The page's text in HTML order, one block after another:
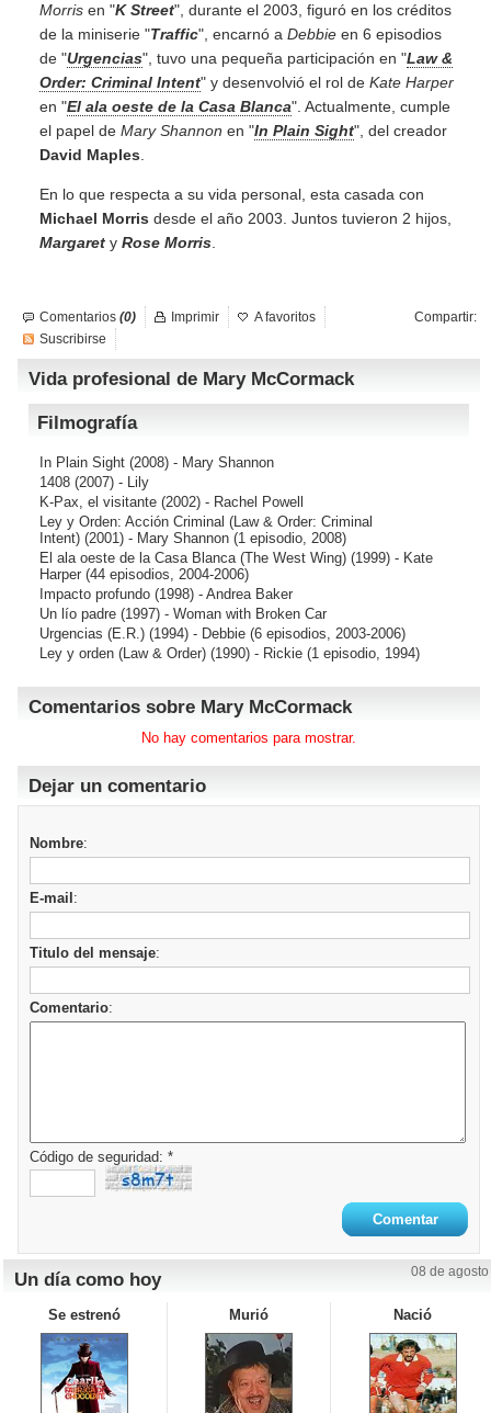
Morris en "K Street", durante el 2003, figuró en los créditos
de la miniserie "Traffic", encarnó a Debbie en 6 episodios
de "Urgencias", tuvo una pequeña participación en "Law &
Order: Criminal Intent" y desenvolvió el rol de Kate Harper
en "El ala oeste de la Casa Blanca". Actualmente, cumple
el papel de Mary Shannon en "In Plain Sight", del creador
David Maples
En lo que respecta a su vida personal, esta casada con
Michael Morris desde el año 2003. Juntos tuvieron 2 hijos,
Margaret y Rose Morris
Comentarios (0) Compartir:
Imprimir
A favoritos
Suscribirse
Vida profesional de Mary McCormack
Filmografía
In Plain Sight (2008) - Mary Shannon
1408 (2007) - Lily
K-Pax, el visitante (2002) - Rachel Powell
Ley y Orden: Acción Criminal (Law & Order: Criminal
Intent) (2001) - Mary Shannon (1 episodio, 2008)
El ala oeste de la Casa Blanca (The West Wing) (1999) - Kate
Harper (44 episodios, 2004-2006)
Impacto profundo (1998) - Andrea Baker
Un lío padre (1997) - Woman with Broken Car
Urgencias (E.R.) (1994) - Debbie (6 episodios, 2003-2006)
Ley y orden (Law & Order) (1990) - Rickie (1 episodio, 1994)
Comentarios sobre Mary McCormack
No hay comentarios para mostrar.
Dejar un comentario
Nombre:
E-mail :
Titulo del mensaje:
Comentario:
Código de seguridad: *
Un día como hoy 08 de agosto
Se estrenó Murió Nació